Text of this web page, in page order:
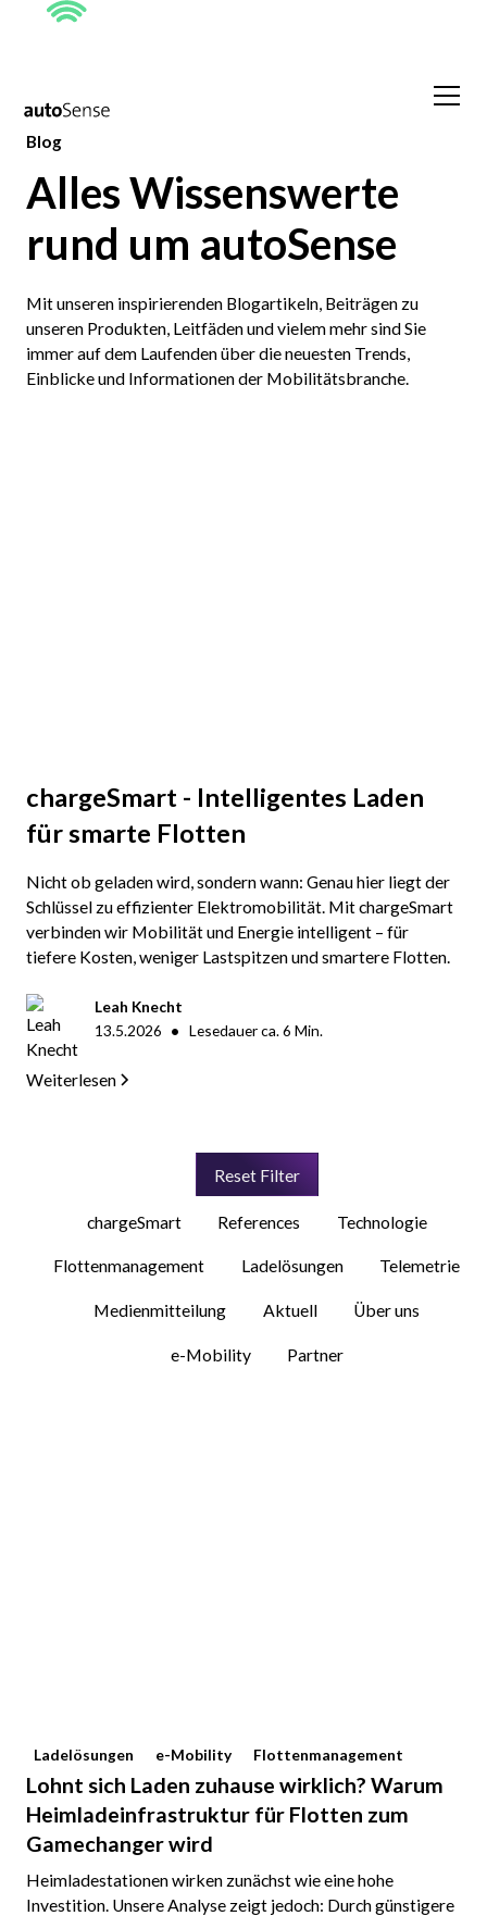
Blog
Alles Wissenswerte
rund um autoSense
Mit unseren inspirierenden Blogartikeln, Beiträgen zu
unseren Produkten, Leitfäden und vielem mehr sind Sie
immer auf dem Laufenden über die neuesten Trends,
Einblicke und Informationen der Mobilitätsbranche.
chargeSmart - Intelligentes Laden
für smarte Flotten
Nicht ob geladen wird, sondern wann: Genau hier liegt der
Schlüssel zu effizienter Elektromobilität. Mit chargeSmart
verbinden wir Mobilität und Energie intelligent – für
tiefere Kosten, weniger Lastspitzen und smartere Flotten.
Leah Knecht
13.5.2026 • Lesedauer ca.6 Min.
Weiterlesen
Reset Filter
chargeSmart References Technologie
Flottenmanagement Ladelösungen Telemetrie
Medienmitteilung Aktuell Über uns
e-Mobility Partner
Ladelösungen e-Mobility Flottenmanagement
Lohnt sich Laden zuhause wirklich? Warum
Heimladeinfrastruktur für Flotten zum
Gamechanger wird
Heimladestationen wirken zunächst wie eine hohe
Investition. Unsere Analyse zeigt jedoch: Durch günstigere